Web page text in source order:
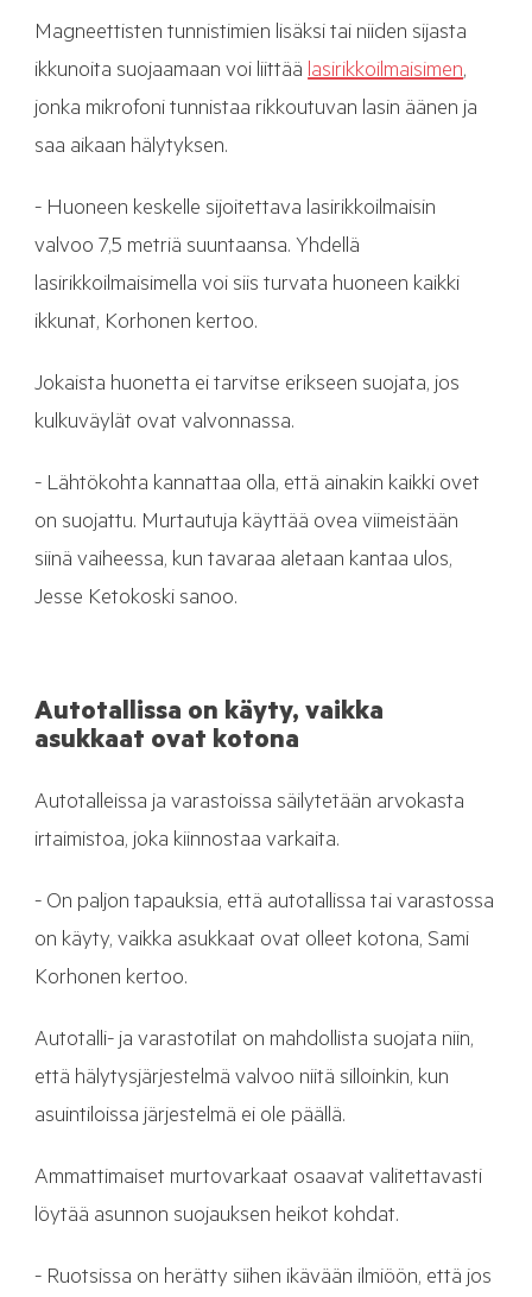
Magneettisten tunnistimien lisäksi tai niiden sijasta
ikkunoita suojaamaan voi liittää lasirikkoilmaisimen,
jonka mikrofoni tunnistaa rikkoutuvan lasin äänen ja
saa aikaan hälytyksen.
- Huoneen keskelle sijoitettava lasirikkoilmaisin
valvoo 7,5 metriä suuntaansa. Yhdellä
lasirikkoilmaisimella voi siis turvata huoneen kaikki
ikkunat, Korhonen kertoo.
Jokaista huonetta ei tarvitse erikseen suojata, jos
kulkuväylät ovat valvonnassa.
- Lähtökohta kannattaa olla, että ainakin kaikki ovet
on suojattu. Murtautuja käyttää ovea viimeistään
siinä vaiheessa, kun tavaraa aletaan kantaa ulos,
Jesse Ketokoski sanoo.
Autotallissa on käyty, vaikka
asukkaat ovat kotona
Autotalleissa ja varastoissa säilytetään arvokasta
irtaimistoa, joka kiinnostaa varkaita.
- On paljon tapauksia, että autotallissa tai varastossa
on käyty, vaikka asukkaat ovat olleet kotona, Sami
Korhonen kertoo.
Autotalli- ja varastotilat on mahdollista suojata niin,
että hälytysjärjestelmä valvoo niitä silloinkin, kun
asuintiloissa järjestelmä ei ole päällä.
Ammattimaiset murtovarkaat osaavat valitettavasti
löytää asunnon suojauksen heikot kohdat.
- Ruotsissa on herätty siihen ikävään ilmiöön, että jos